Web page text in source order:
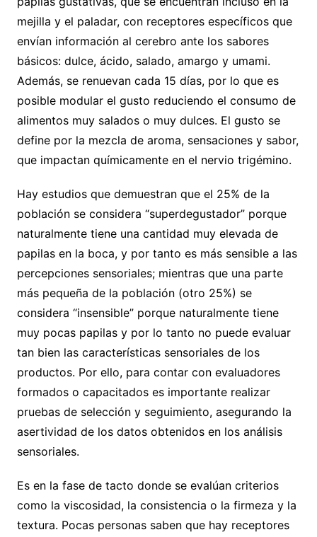
mejilla y el paladar, con receptores específicos que
envían información al cerebro ante los sabores
básicos: dulce, ácido, salado, amargo y umami.
Además, se renuevan cada 15 días, por lo que es
posible modular el gusto reduciendo el consumo de
alimentos muy salados o muy dulces. El gusto se
define por la mezcla de aroma, sensaciones y sabor,
que impactan químicamente en el nervio trigémino.
Hay estudios que demuestran que el 25% de la
población se considera “superdegustador” porque
naturalmente tiene una cantidad muy elevada de
papilas en la boca, y por tanto es más sensible a las
percepciones sensoriales; mientras que una parte
más pequeña de la población (otro 25%) se
considera “insensible” porque naturalmente tiene
muy pocas papilas y por lo tanto no puede evaluar
tan bien las características sensoriales de los
productos. Por ello, para contar con evaluadores
formados o capacitados es importante realizar
pruebas de selección y seguimiento, asegurando la
asertividad de los datos obtenidos en los análisis
sensoriales.
Es en la fase de tacto donde se evalúan criterios
como la viscosidad, la consistencia o la firmeza y la
textura. Pocas personas saben que hay receptores